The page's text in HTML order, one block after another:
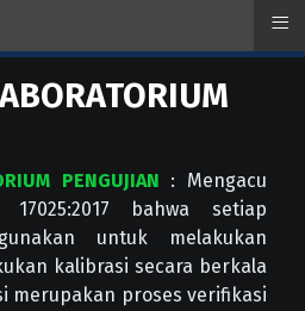
PENGUJIAN : Mengacu
bahwa setiap
untuk melakukan
kalibrasi secara berkala
merupakan proses verifikasi
≡